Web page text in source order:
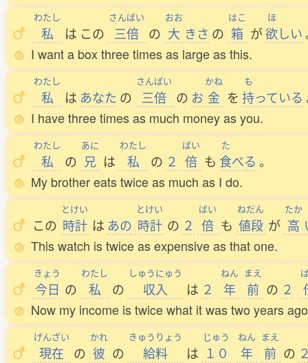
わたし
私 は この
さんばい
三倍 の
おお
大 きさ の
はこ
箱 が
ほ
欲しい
I want a box three times as large as this.
わたし
私 は あなた の
さんばい
三倍 の お
かね
金 を
も
持っている
I have three times as much money as you.
わたし
私 の
あに
兄 は
わたし
私 の ２
ばい
倍 も
た
食べる 。
My brother eats twice as much as I do.
この
とけい
時計 は あの
とけい
時計 の ２
ばい
倍 も
ねだん
値段 が
たか
高
This watch is twice as expensive as that one.
きょう
今日 の
わたし
私 の
しゅうにゅう
収入 は ２
ねん
年
まえ
前 の ２
Now my income is twice what it was two years
げんざい
現在 の
かれ
彼 の
きゅうりょう
給料 は
じゅう
１０
ねん
年
まえ
前 の ２